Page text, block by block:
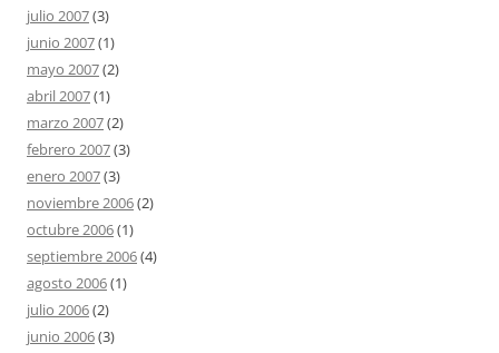
julio 2007(3)
junio 2007(1)
mayo 2007(2)
abril 2007(1)
marzo 2007(2)
febrero 2007(3)
enero 2007(3)
noviembre 2006(2)
octubre 2006(1)
septiembre 2006(4)
agosto 2006(1)
julio 2006(2)
junio 2006(3)